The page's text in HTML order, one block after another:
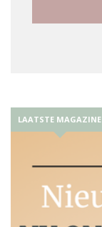
LAATSTE MAGAZINE